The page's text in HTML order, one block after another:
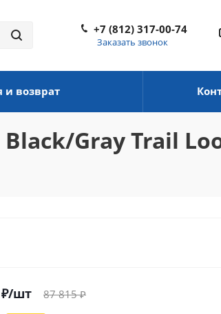
+7 (812) 317-00-74
Заказать звонок
и возврат
Gray Trail
₽/шт 87 815₽